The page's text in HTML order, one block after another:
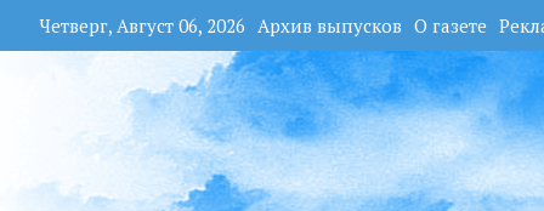
Четверг, Август 06, 2026 Архив выпусков О газете